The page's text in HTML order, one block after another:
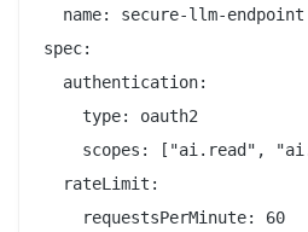
  name: secure-llm-endpoint
spec:
  authentication:
    type: oauth2
scopes: ["ai.read",
  rateLimit:
    requestsPerMinute: 60